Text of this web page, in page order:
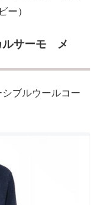
ー）
ルサーモ メ
ブルウールコー